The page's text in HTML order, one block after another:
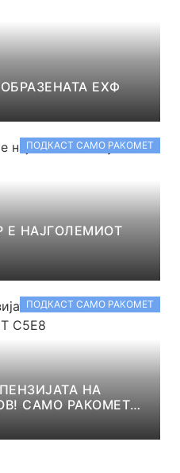
ЕХФ
ПОДКАСТ САМО РАКОМЕТ
Е НАЈГОЛЕМИОТ
ПОДКАСТ САМО РАКОМЕТ
НА
САМО РАКОМЕТ